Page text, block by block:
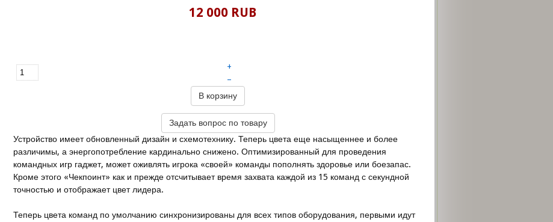
12 000 RUB
+
–
В корзину
Задать вопрос по товару
Устройство имеет обновленный дизайн и схемотехнику. Теперь цвета еще насыщеннее и более
различимы, а энергопотребление кардинально снижено. Оптимизированный для проведения
командных игр гаджет, может оживлять игрока «своей» команды пополнять здоровье или боезапас.
Кроме этого «Чекпоинт» как и прежде отсчитывает время захвата каждой из 15 команд с секундной
точностью и отображает цвет лидера.
Теперь цвета команд по умолчанию синхронизированы для всех типов оборудования, первыми идут